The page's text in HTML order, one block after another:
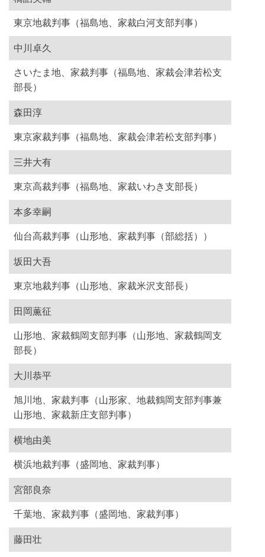
東京地裁判事（福島地、家裁白河支部判事）
中川卓久
さいたま地、家裁判事（福島地、家裁会津若松支
部長）
森田淳
東京家裁判事（福島地、家裁会津若松支部判事）
三井大有
東京高裁判事（福島地、家裁いわき支部長）
本多幸嗣
仙台高裁判事（山形地、家裁判事（部総括））
坂田大吾
東京地裁判事（山形地、家裁米沢支部長）
田岡薫征
山形地、家裁鶴岡支部判事（山形地、家裁鶴岡支
部長）
大川恭平
旭川地、家裁判事（山形家、地裁鶴岡支部判事兼
山形地、家裁新庄支部判事）
横地由美
横浜地裁判事（盛岡地、家裁判事）
宮部良奈
千葉地、家裁判事（盛岡地、家裁判事）
藤田壮